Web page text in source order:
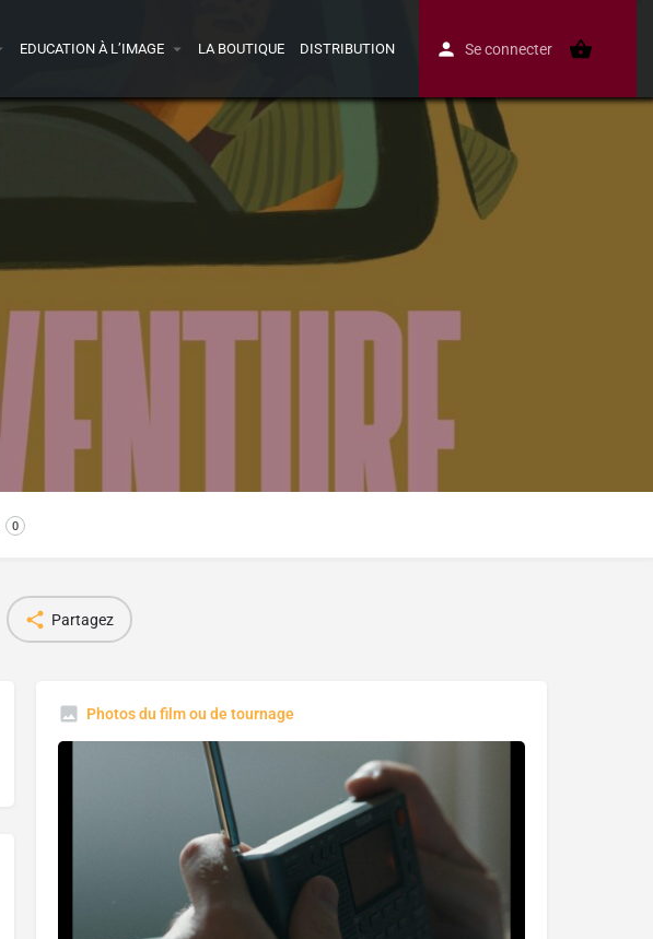
EDUCATION À L’IMAGE LA BOUTIQUE DISTRIBUTION Se connecter
0
Partagez
Photos du film ou de tournage